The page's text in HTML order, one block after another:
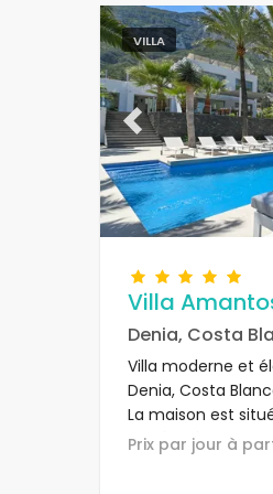
VILLA
Previous
Villa
Denia, Costa
Villa moderne et
Denia, Costa
La maison est
boisée,
Prix par jour à